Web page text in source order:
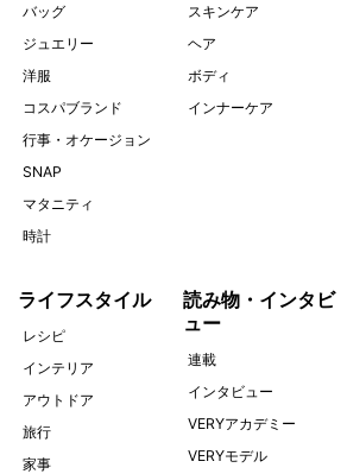
バッグ
ジュエリー
洋服
コスパブランド
行事・オケージョン
SNAP
マタニティ
時計
スキンケア
ヘア
ボディ
インナーケア
ライフスタイル
レシピ
インテリア
アウトドア
旅行
家事
読み物・インタビ
ュー
連載
インタビュー
VERYアカデミー
VERYモデル